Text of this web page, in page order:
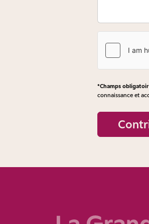
*Champs
connaissance et